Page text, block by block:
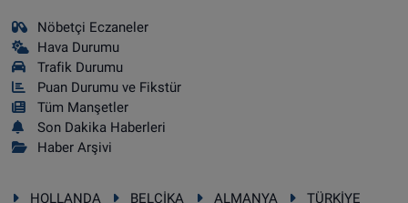
Nöbetçi Eczaneler
Hava Durumu
Trafik Durumu
Puan Durumu ve Fikstür
Tüm Manşetler
Son Dakika Haberleri
Haber Arşivi
HOLLANDA BELÇİKA ALMANYA TÜRKİYE